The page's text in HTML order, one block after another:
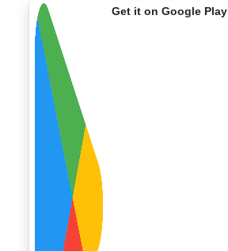
Get it on Google Play